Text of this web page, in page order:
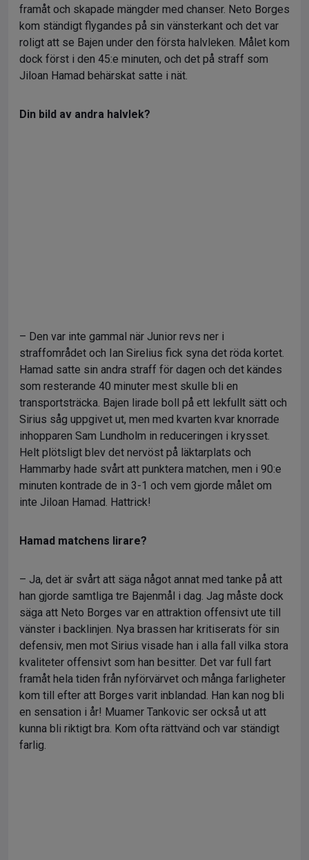
framåt och skapade mängder med chanser. Neto Borges
kom ständigt flygandes på sin vänsterkant och det var
roligt att se Bajen under den första halvleken. Målet kom
dock först i den 45:e minuten, och det på straff som
Jiloan Hamad behärskat satte i nät.
Din bild av andra halvlek?
– Den var inte gammal när Junior revs ner i
straffområdet och Ian Sirelius fick syna det röda kortet.
Hamad satte sin andra straff för dagen och det kändes
som resterande 40 minuter mest skulle bli en
transportsträcka. Bajen lirade boll på ett lekfullt sätt och
Sirius såg uppgivet ut, men med kvarten kvar knorrade
inhopparen Sam Lundholm in reduceringen i krysset.
Helt plötsligt blev det nervöst på läktarplats och
Hammarby hade svårt att punktera matchen, men i 90:e
minuten kontrade de in 3-1 och vem gjorde målet om
inte Jiloan Hamad. Hattrick!
Hamad matchens lirare?
– Ja, det är svårt att säga något annat med tanke på att
han gjorde samtliga tre Bajenmål i dag. Jag måste dock
säga att Neto Borges var en attraktion offensivt ute till
vänster i backlinjen. Nya brassen har kritiserats för sin
defensiv, men mot Sirius visade han i alla fall vilka stora
kvaliteter offensivt som han besitter. Det var full fart
framåt hela tiden från nyförvärvet och många farligheter
kom till efter att Borges varit inblandad. Han kan nog bli
en sensation i år! Muamer Tankovic ser också ut att
kunna bli riktigt bra. Kom ofta rättvänd och var ständigt
farlig.